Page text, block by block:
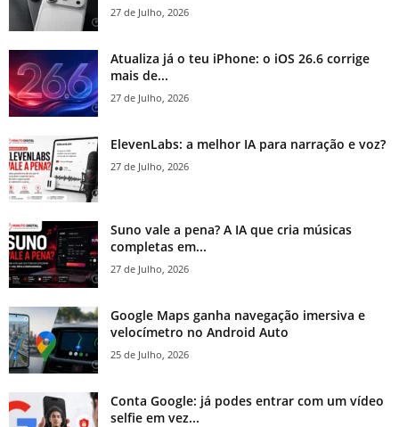
27 de Julho, 2026
Atualiza já o teu iPhone: o iOS 26.6 corrige
mais de...
27 de Julho, 2026
ElevenLabs: a melhor IA para narração e voz?
27 de Julho, 2026
Suno vale a pena? A IA que cria músicas
completas em...
27 de Julho, 2026
Google Maps ganha navegação imersiva e
velocímetro no Android Auto
25 de Julho, 2026
Conta Google: já podes entrar com um vídeo
selfie em vez...